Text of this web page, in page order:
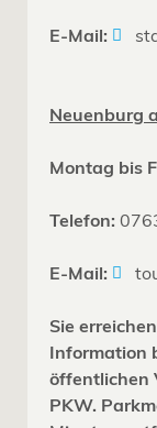
E-Mail:
Neuenburg
Montag bis
Telefon:
E-Mail:
Sie
Information
öffentlichen
PKW.